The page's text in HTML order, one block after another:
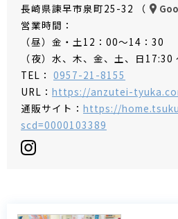
長崎県諫早市泉町25-32 （
営業時間：
（昼）金・土12：00～14：30
（夜）水、木、金、土、日17:30
TEL： 0957-21-8155
URL： https://anzutei-
通販サイト： https://
scd=0000103389